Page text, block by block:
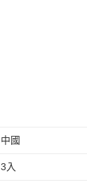
中國
3入